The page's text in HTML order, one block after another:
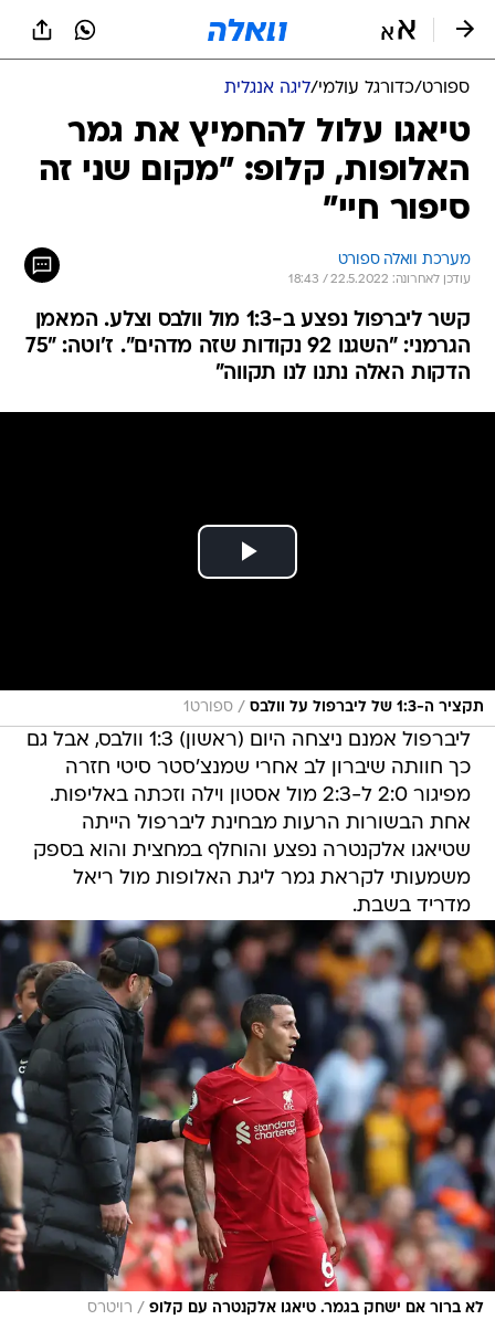
ספורט/כדורגל עולמי/ליגה אנגלית
טיאגו עלול להחמיץ את גמר
האלופות, קלופ: "מקום שני זה
סיפור חיי"
מערכת וואלה ספורט
עודכן לאחרונה: 22.5.2022 / 18:43
קשר ליברפול נפצע ב-1:3 מול וולבס וצלע. המאמן
הגרמני: "השגנו 92 נקודות שזה מדהים". ז'וטה: "75
הדקות האלה נתנו לנו תקווה"
תקציר ה-1:3 של ליברפול על וולבס / ספורט1
ליברפול אמנם ניצחה היום (ראשון) 1:3 וולבס, אבל גם
כך חוותה שיברון לב אחרי שמנצ'סטר סיטי חזרה
מפיגור 2:0 ל-2:3 מול אסטון וילה וזכתה באליפות.
אחת הבשורות הרעות מבחינת ליברפול הייתה
שטיאגו אלקנטרה נפצע והוחלף במחצית והוא בספק
משמעותי לקראת גמר ליגת האלופות מול ריאל
מדריד בשבת.
לא ברור אם ישחק בגמר. טיאגו אלקנטרה עם קלופ / רויטרס